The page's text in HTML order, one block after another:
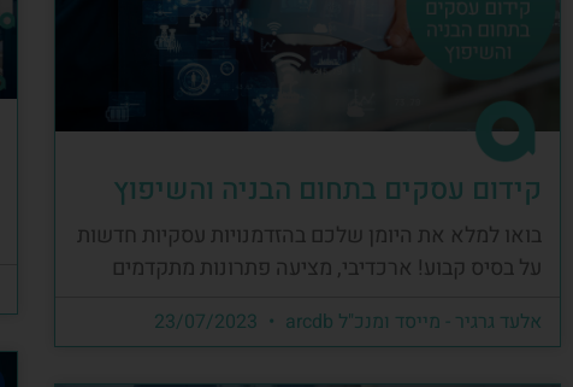
קידום עסקים בתחום הבניה והשיפוץ
בואו למלא את היומן שלכם בהזדמנויות עסקיות חדשות
על בסיס קבוע! ארכדיבי, מציעה פתרונות מתקדמים
אלעד גרגיר - מייסד ומנכ"ל arcdb